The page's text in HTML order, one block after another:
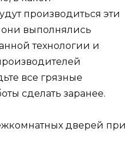
производиться эти
они выполнялись
технологии и
все грязные
сделать заранее.
дверей при